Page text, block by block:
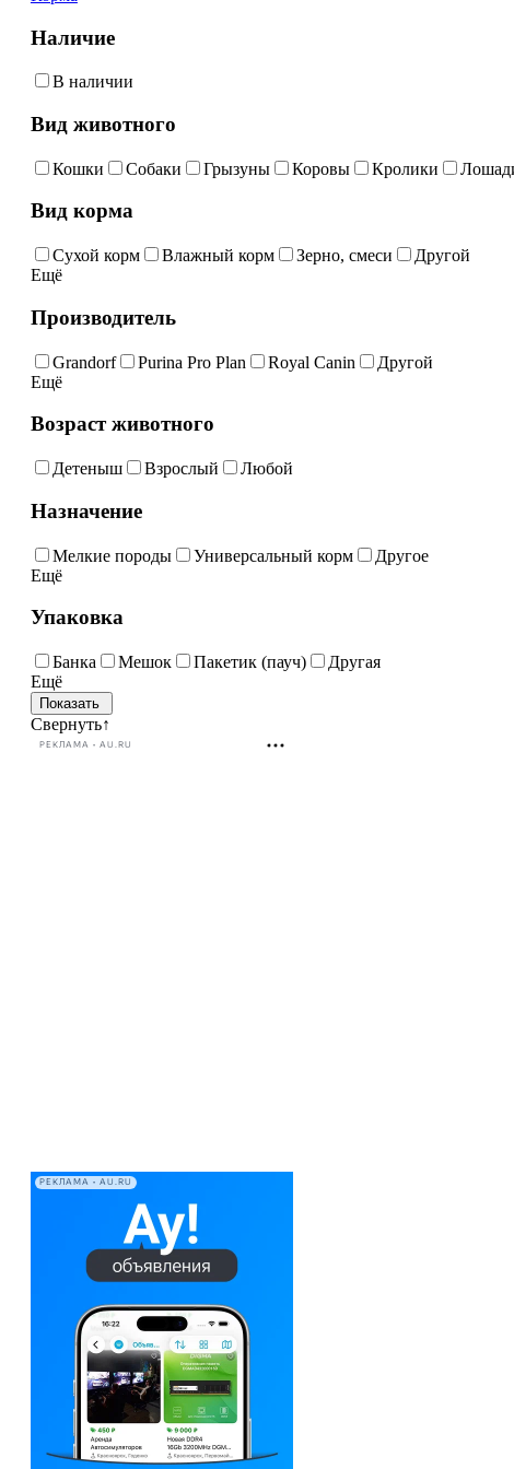
Наличие
В наличии
Вид животного
Кошки Собаки Грызуны Коровы Кролики
Вид корма
Сухой корм Влажный корм Зерно, смеси
Другой
Ещё
Производитель
Grandorf Purina Pro Plan Royal Canin
Другой
Ещё
Возраст животного
Детеныш Взрослый Любой
Назначение
Мелкие породы Универсальный корм
Другое
Ещё
Упаковка
Банка Мешок Пакетик (пауч)
Другая
Ещё
Свернуть↑
РЕКЛАМА • AU.RU
РЕКЛАМА • AU.RU